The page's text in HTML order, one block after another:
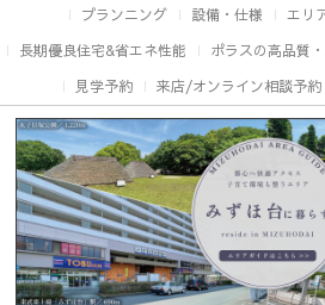
プランニング
設備・仕様 エリ
長期優良住宅&省エネ性能
ポラスの高品質
見学予約
来店/オンライン相談予約